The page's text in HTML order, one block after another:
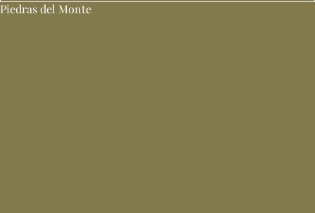
Piedras del Monte